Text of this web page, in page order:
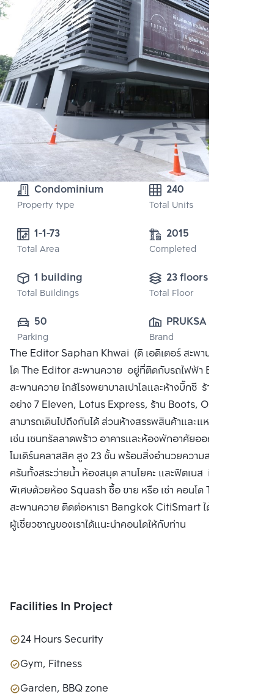
Condominium
Property type
240
Total Units
Total Area
2015
Completed
1 building
Total Buildings
23 floors
Total Floor
50
Parking
PRUKSA REAL
ESTATE PUBLIC
CO.,LTD
Brand
The Editor Saphan Khwai (ดิ เอดิเตอร์ สะพานควาย) คอน
โด The Editor สะพานควาย อยู่ที่ติดกับรถไฟฟ้า BTS
สะพานควาย ใกล้โรงพยาบาลเปาโลและห้างบิ๊กซี ร้านสะดวกซื้อ
อย่าง 7 Eleven, Lotus Express, ร้าน Boots, Office Mate
สามารถเดินไปถึงกันได้ ส่วนห้างสรรพสินค้าและแหล่งช็อปปิ้ง
เช่น เซนทรัลลาดพร้าว อาคารและห้องพักอาศัยออกแบบในสไตล์
โมเดิร์นคลาสสิค สูง 23 ชั้น พร้อมสิ่งอำนวยความสะดวกครบ
ครันทั้งสระว่ายน้ำ ห้องสมุด ลานโยคะ และฟิตเนส ที่เพิ่มความ
พิเศษด้วยห้อง Squash ซื้อ ขาย หรือ เช่า คอนโด The Editor
สะพานควาย ติดต่อหาเรา Bangkok CitiSmart ได้ทันที เพื่อให้
ผู้เชี่ยวชาญของเราได้แนะนำคอนโดให้กับท่าน
Facilities In Project
24 Hours Security
Gym, Fitness
Garden, BBQ zone